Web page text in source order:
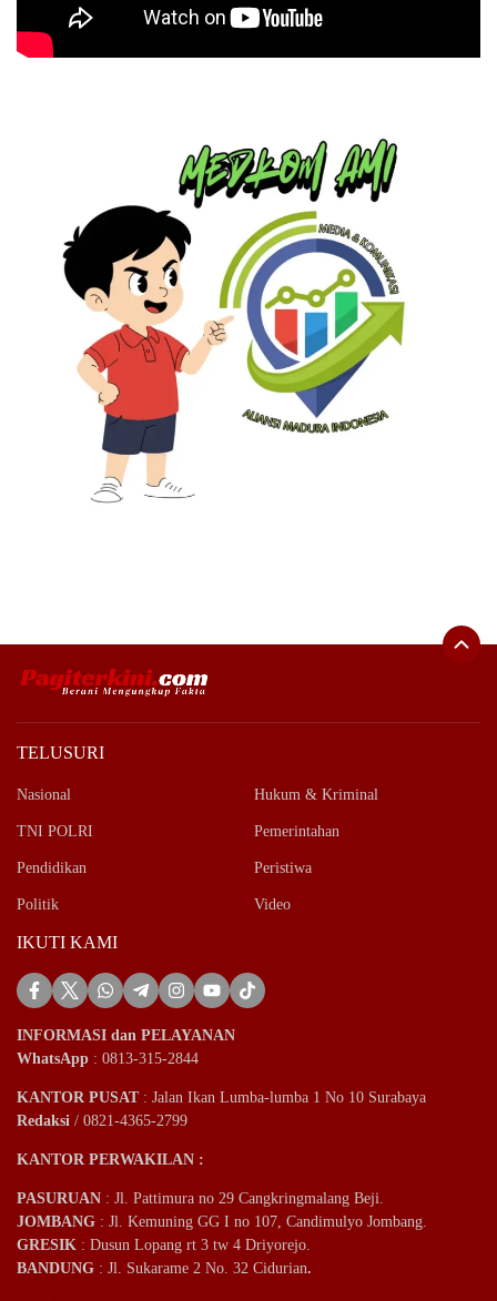
TELUSURI
Nasional Hukum & Kriminal
TNI POLRI Pemerintahan
Pendidikan Peristiwa
Politik Video
IKUTI KAMI
INFORMASI dan PELAYANAN
WhatsApp : 0813-315-2844
KANTOR PUSAT: Jalan Ikan Lumba-lumba 1 No 10 Surabaya
Redaksi / 0821-4365-2799
KANTOR PERWAKILAN :
PASURUAN : Jl. Pattimura no 29 Cangkringmalang Beji.
JOMBANG : Jl. Kemuning GG I no 107, Candimulyo Jombang.
GRESIK : Dusun Lopang rt 3 tw 4 Driyorejo.
BANDUNG : Jl. Sukarame 2 No. 32 Cidurian.